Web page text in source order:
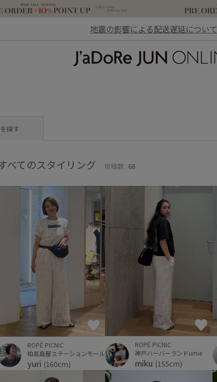
地震の影響による配送遅延について
探す
べてのスタイリング 投稿数 : 68
ROPÉ PICNIC
柏高島屋ステーションモール
yuri (160cm)
ROPÉ PICNIC
神戸ハーバーランドumie
miku (155cm)